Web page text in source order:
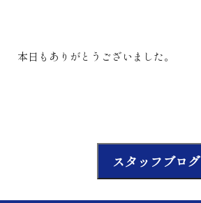
本日もありがとうございました。
スタッフブログ